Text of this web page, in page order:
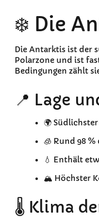
❄️ Die
Die Antarktis ist der
Polarzone und ist
Bedingungen zählt
📍 Lage
🌍
🧊 Rund 98
💧 Enthält
🏔️ Höchster
🌡️ Klima